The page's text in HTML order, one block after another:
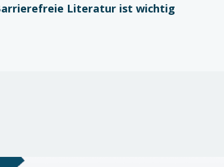
Literatur ist wichtig